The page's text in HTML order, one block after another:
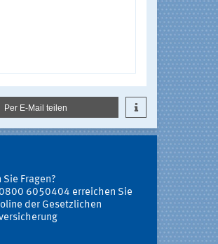
Per E-Mail teilen
Sie Fragen?
6050404 erreichen Sie
der Gesetzlichen